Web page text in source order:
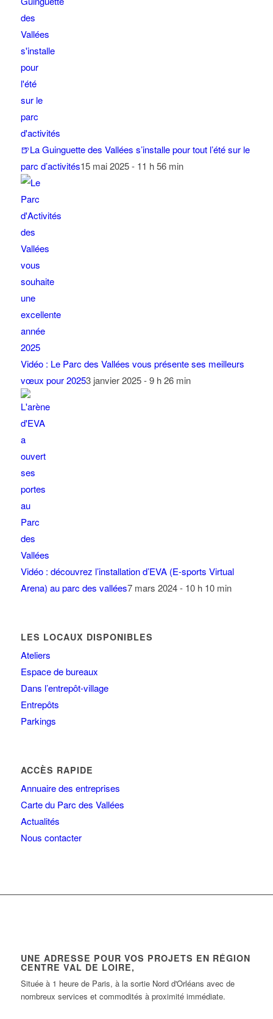
🍺La Guinguette des Vallées s’installe pour tout l’été sur le
parc d’activités15 mai 2025 - 11 h 56 min
Vidéo : Le Parc des Vallées vous présente ses meilleurs
vœux pour 20253 janvier 2025 - 9 h 26 min
Vidéo : découvrez l’installation d’EVA (E-sports Virtual
Arena) au parc des vallées7 mars 2024 - 10 h 10 min
LES LOCAUX DISPONIBLES
Ateliers
Espace de bureaux
Dans l’entrepôt-village
Entrepôts
Parkings
ACCÈS RAPIDE
Annuaire des entreprises
Carte du Parc des Vallées
Actualités
Nous contacter
UNE ADRESSE POUR VOS PROJETS EN RÉGION
CENTRE VAL DE LOIRE,
Située à 1 heure de Paris, à la sortie Nord d'Orléans avec de
nombreux services et commodités à proximité immédiate.